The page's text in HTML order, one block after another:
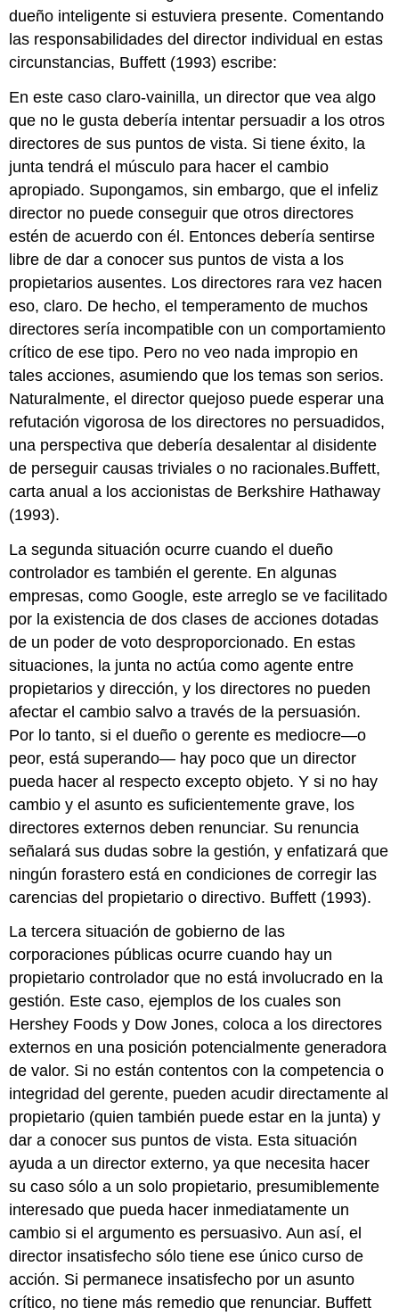
dueño inteligente si estuviera presente. Comentando
las responsabilidades del director individual en estas
circunstancias, Buffett (1993) escribe:
En este caso claro-vainilla, un director que vea algo
que no le gusta debería intentar persuadir a los otros
directores de sus puntos de vista. Si tiene éxito, la
junta tendrá el músculo para hacer el cambio
apropiado. Supongamos, sin embargo, que el infeliz
director no puede conseguir que otros directores
estén de acuerdo con él. Entonces debería sentirse
libre de dar a conocer sus puntos de vista a los
propietarios ausentes. Los directores rara vez hacen
eso, claro. De hecho, el temperamento de muchos
directores sería incompatible con un comportamiento
crítico de ese tipo. Pero no veo nada impropio en
tales acciones, asumiendo que los temas son serios.
Naturalmente, el director quejoso puede esperar una
refutación vigorosa de los directores no persuadidos,
una perspectiva que debería desalentar al disidente
de perseguir causas triviales o no racionales.Buffett,
carta anual a los accionistas de Berkshire Hathaway
(1993).
La segunda situación ocurre cuando el dueño
controlador es también el gerente. En algunas
empresas, como Google, este arreglo se ve facilitado
por la existencia de dos clases de acciones dotadas
de un poder de voto desproporcionado. En estas
situaciones, la junta no actúa como agente entre
propietarios y dirección, y los directores no pueden
afectar el cambio salvo a través de la persuasión.
Por lo tanto, si el dueño o gerente es mediocre—o
peor, está superando— hay poco que un director
pueda hacer al respecto excepto objeto. Y si no hay
cambio y el asunto es suficientemente grave, los
directores externos deben renunciar. Su renuncia
señalará sus dudas sobre la gestión, y enfatizará que
ningún forastero está en condiciones de corregir las
carencias del propietario o directivo. Buffett (1993).
La tercera situación de gobierno de las
corporaciones públicas ocurre cuando hay un
propietario controlador que no está involucrado en la
gestión. Este caso, ejemplos de los cuales son
Hershey Foods y Dow Jones, coloca a los directores
externos en una posición potencialmente generadora
de valor. Si no están contentos con la competencia o
integridad del gerente, pueden acudir directamente al
propietario (quien también puede estar en la junta) y
dar a conocer sus puntos de vista. Esta situación
ayuda a un director externo, ya que necesita hacer
su caso sólo a un solo propietario, presumiblemente
interesado que pueda hacer inmediatamente un
cambio si el argumento es persuasivo. Aun así, el
director insatisfecho sólo tiene ese único curso de
acción. Si permanece insatisfecho por un asunto
crítico, no tiene más remedio que renunciar. Buffett